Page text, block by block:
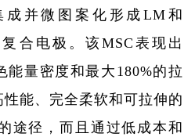
成并微图案化形成LM 和
合电极。该MSC 表现出
能量密度和最大 180%的拉
能、完全柔软和可拉伸的
途径，而且通过低成本和